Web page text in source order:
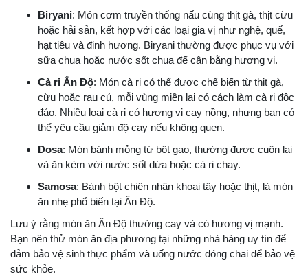
Biryani: Món cơm truyền thống nấu cùng thịt gà, thịt cừu
hoặc hải sản, kết hợp với các loại gia vị như nghệ, quế,
hạt tiêu và đinh hương. Biryani thường được phục vụ với
sữa chua hoặc nước sốt chua để cân bằng hương vị.
Cà ri Ấn Độ: Món cà ri có thể được chế biến từ thịt gà,
cừu hoặc rau củ, mỗi vùng miền lại có cách làm cà ri độc
đáo. Nhiều loại cà ri có hương vị cay nồng, nhưng bạn có
thể yêu cầu giảm độ cay nếu không quen.
Dosa: Món bánh mỏng từ bột gạo, thường được cuộn lại
và ăn kèm với nước sốt dừa hoặc cà ri chay.
Samosa: Bánh bột chiên nhân khoai tây hoặc thịt, là món
ăn nhẹ phổ biến tại Ấn Độ.
Lưu ý rằng món ăn Ấn Độ thường cay và có hương vị mạnh.
Bạn nên thử món ăn địa phương tại những nhà hàng uy tín để
đảm bảo vệ sinh thực phẩm và uống nước đóng chai để bảo vệ
sức khỏe.